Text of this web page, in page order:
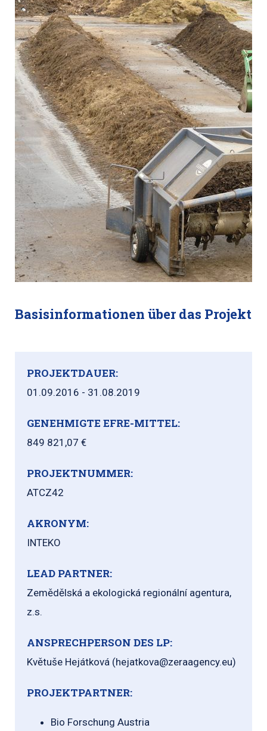
Basisinformationen über das Projekt
PROJEKTDAUER:
01.09.2016 - 31.08.2019
GENEHMIGTE EFRE-MITTEL:
849 821,07 €
PROJEKTNUMMER:
ATCZ42
AKRONYM:
INTEKO
LEAD PARTNER:
Zemědělská a ekologická regionální agentura,
z.s.
ANSPRECHPERSON DES LP:
Květuše Hejátková (hejatkova@zeraagency.eu)
PROJEKTPARTNER:
Bio Forschung Austria